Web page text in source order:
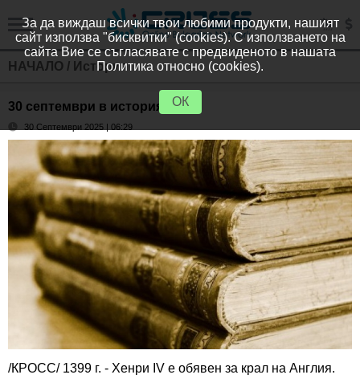
НАЧАЛО / История
30 септември в историята
30 Септември 2025 | 06:29
/КРОСС/ 1399 г. - Хенри IV е обявен за крал на Англия.
За да виждаш всички твои любими продукти, нашият
сайт използва "бисквитки" (cookies). С използването на
сайта Вие се съгласявате с предвиденото в нашата
Политика относно (cookies).
ОК